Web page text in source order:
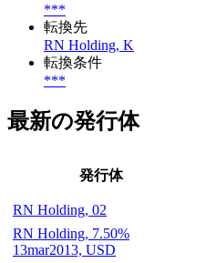
***
転換先
RN Holding, K
転換条件
***
最新の発行体
発行体
RN Holding, 02
RN Holding, 7.50%
13mar2013, USD